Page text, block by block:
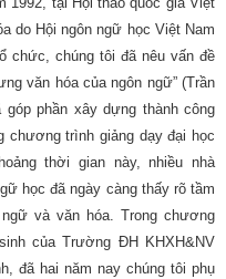
do Hội ngôn ngữ học Việt Nam
chức, chúng tôi đã nêu vấn đề
văn hóa của ngôn ngữ” (Trần
phần xây dựng thành công
chương trình giảng dạy đại học
thời gian này, nhiều nhà
học đã ngày càng thấy rõ tầm
và văn hóa. Trong chương
của Trường ĐH KHXH&NV
đã hai năm nay chúng tôi phụ